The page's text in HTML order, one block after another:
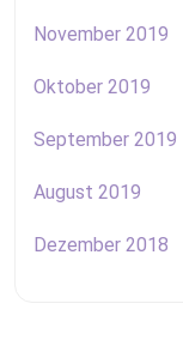
November 2019
Oktober 2019
September 2019
August 2019
Dezember 2018